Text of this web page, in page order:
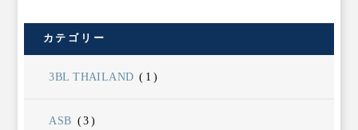
カテゴリー
3BL THAILAND (1)
ASB (3)